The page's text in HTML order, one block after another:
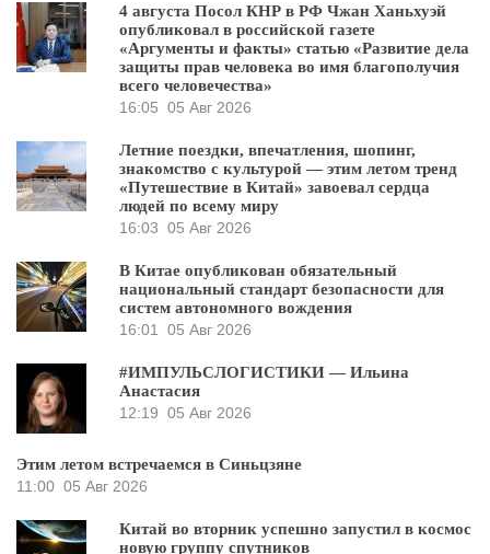
4 августа Посол КНР в РФ Чжан Ханьхуэй
опубликовал в российской газете
«Аргументы и факты» статью «Развитие дела
защиты прав человека во имя благополучия
всего человечества»
16:05 05 Авг 2026
Летние поездки, впечатления, шопинг,
знакомство с культурой — этим летом тренд
«Путешествие в Китай» завоевал сердца
людей по всему миру
16:03 05 Авг 2026
В Китае опубликован обязательный
национальный стандарт безопасности для
систем автономного вождения
16:01
05 Авг 2026
#ИМПУЛЬСЛОГИСТИКИ — Ильина
Анастасия
12:19 05 Авг 2026
Этим летом встречаемся в Синьцзяне
11:00 05 Авг 2026
Китай во вторник успешно запустил в космос
новую группу спутников